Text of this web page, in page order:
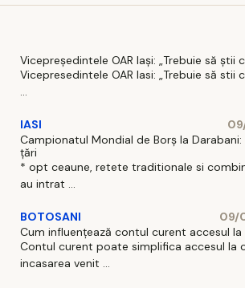
Vicepreședintele OAR Iași: „Trebuie să știi
Vicepresedintele OAR Iasi: „Trebuie să stii
...
IASI
Campionatul Mondial de Borș la
țări
* opt ceaune, retete traditionale si
au intrat ...
BOTOSANI
09/
Cum influențează contul curent accesul
Contul curent poate simplifica accesul la
incasarea venit ...